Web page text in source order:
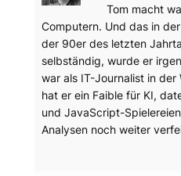
Tom macht
Computern. Und das in
der 90er des letzten
selbständig, wurde er
war als IT-Journalist in
hat er ein Faible für KI,
und JavaScript-
Analysen noch weiter